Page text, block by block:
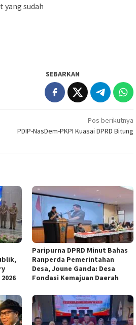
yang sudah
SEBARKAN
Pos berikutnya
PDIP-NasDem-PKPI Kuasai DPRD Bitung
Paripurna DPRD Minut Bahas
Ranperda Pemerintahan
Desa, Joune Ganda: Desa
Fondasi Kemajuan Daerah